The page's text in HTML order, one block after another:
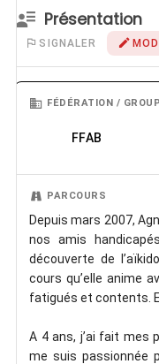
Présentation
SIGNALER
FÉDÉRATION /
FFAB
PARCOURS
Depuis mars 2007,
nos amis
découverte de
cours qu’elle anime
fatigués et contents.
A 4 ans, j’ai fait mes
me suis passionnée